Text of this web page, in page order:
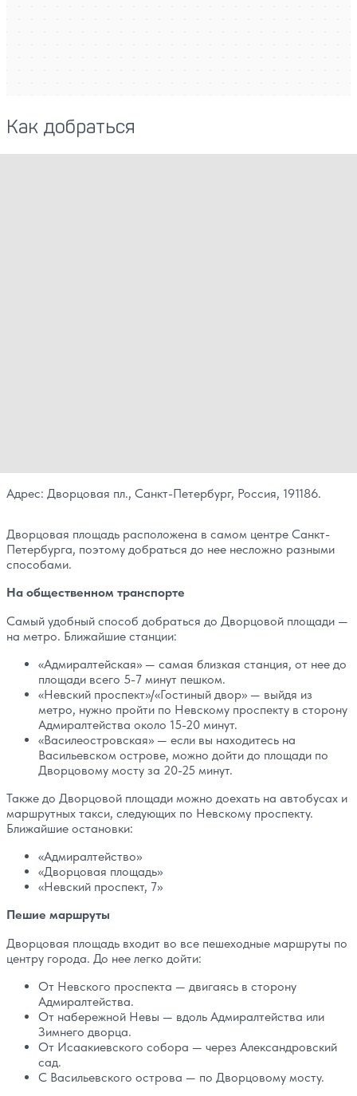
Как добраться
Адрес: Дворцовая пл., Санкт-Петербург, Россия, 191186.
Дворцовая площадь расположена в самом центре Санкт-
Петербурга, поэтому добраться до нее несложно разными
способами.
На общественном транспорте
Самый удобный способ добраться до Дворцовой площади —
на метро. Ближайшие станции:
«Адмиралтейская» — самая близкая станция, от нее до
площади всего 5-7 минут пешком.
«Невский проспект»/«Гостиный двор» — выйдя из
метро, нужно пройти по Невскому проспекту в сторону
Адмиралтейства около 15-20 минут.
«Василеостровская» — если вы находитесь на
Васильевском острове, можно дойти до площади по
Дворцовому мосту за 20-25 минут.
Также до Дворцовой площади можно доехать на автобусах и
маршрутных такси, следующих по Невскому проспекту.
Ближайшие остановки:
«Адмиралтейство»
«Дворцовая площадь»
«Невский проспект, 7»
Пешие маршруты
Дворцовая площадь входит во все пешеходные маршруты по
центру города. До нее легко дойти:
От Невского проспекта — двигаясь в сторону
Адмиралтейства.
От набережной Невы — вдоль Адмиралтейства или
Зимнего дворца.
От Исаакиевского собора — через Александровский
сад.
С Васильевского острова — по Дворцовому мосту.